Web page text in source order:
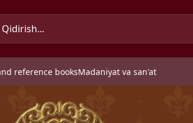
reference booksMadaniyat va san'at